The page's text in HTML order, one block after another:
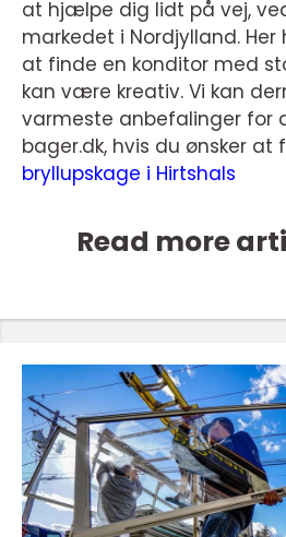
at hjælpe dig lidt på vej,
markedet i Nordjylland.
at finde en konditor med
kan være kreativ. Vi kan
varmeste anbefalinger for
bager.dk, hvis du ønsker at
bryllupskage i Hirtshals
Read more